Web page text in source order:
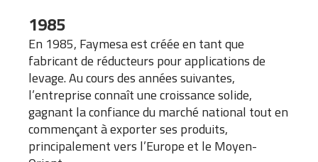
1985
En 1985, Faymesa est créée en tant que
fabricant de réducteurs pour applications de
levage. Au cours des années suivantes,
l’entreprise connaît une croissance solide,
gagnant la confiance du marché national tout en
commençant à exporter ses produits,
principalement vers l’Europe et le Moyen-